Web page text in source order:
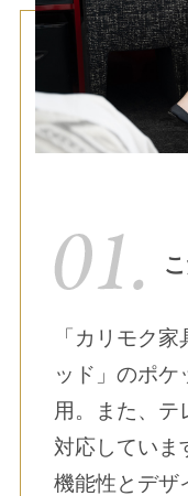
「カリモク
ッド」のポケ
用。また、テ
対応していま
機能性とデザ